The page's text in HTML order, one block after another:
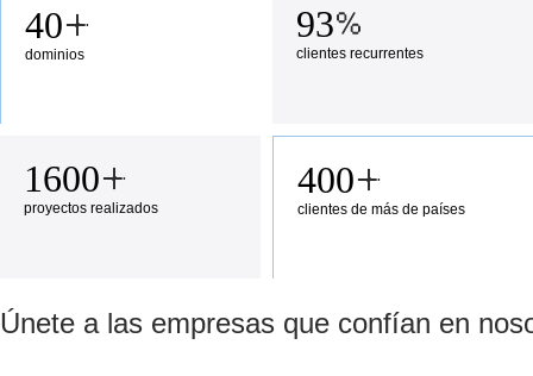
40
dominios
93
clientes recurrentes
1600
proyectos realizados
400
clientes de más de países
Únete a las empresas que confían en